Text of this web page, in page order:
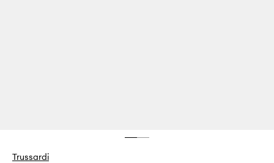
Trussardi